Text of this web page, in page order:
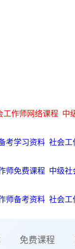
工作师网络课程 中
考学习资料 社会工
师免费课程 中级社
师备考资料 社会工
免费课程